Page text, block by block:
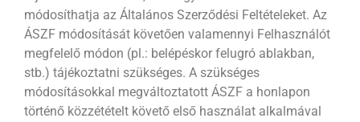
módosíthatja az Általános Szerződési Feltételeket. Az
ÁSZF módosítását követően valamennyi Felhasználót
megfelelő módon (pl.: belépéskor felugró ablakban,
stb.) tájékoztatni szükséges. A szükséges
módosításokkal megváltoztatott ÁSZF a honlapon
történő közzétételt követő első használat alkalmával